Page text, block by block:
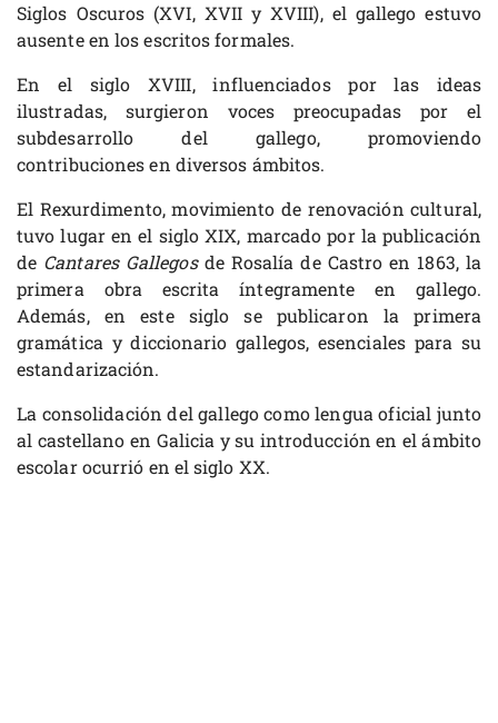
Siglos Oscuros (XVI, XVII y XVIII), el gallego estuvo
ausente en los escritos formales.
En el siglo XVIII, influenciados por las ideas
ilustradas, surgieron voces preocupadas por el
subdesarrollo del gallego, promoviendo
contribuciones en diversos ámbitos.
El Rexurdimento, movimiento de renovación cultural,
tuvo lugar en el siglo XIX, marcado por la publicación
de Cantares Gallegosde Rosalía de Castro en 1863, la
primera obra escrita íntegramente en gallego.
Además, en este siglo se publicaron la primera
gramática y diccionario gallegos, esenciales para su
estandarización.
La consolidación del gallego como lengua oficial junto
al castellano en Galicia y su introducción en el ámbito
escolar ocurrió en el siglo XX.